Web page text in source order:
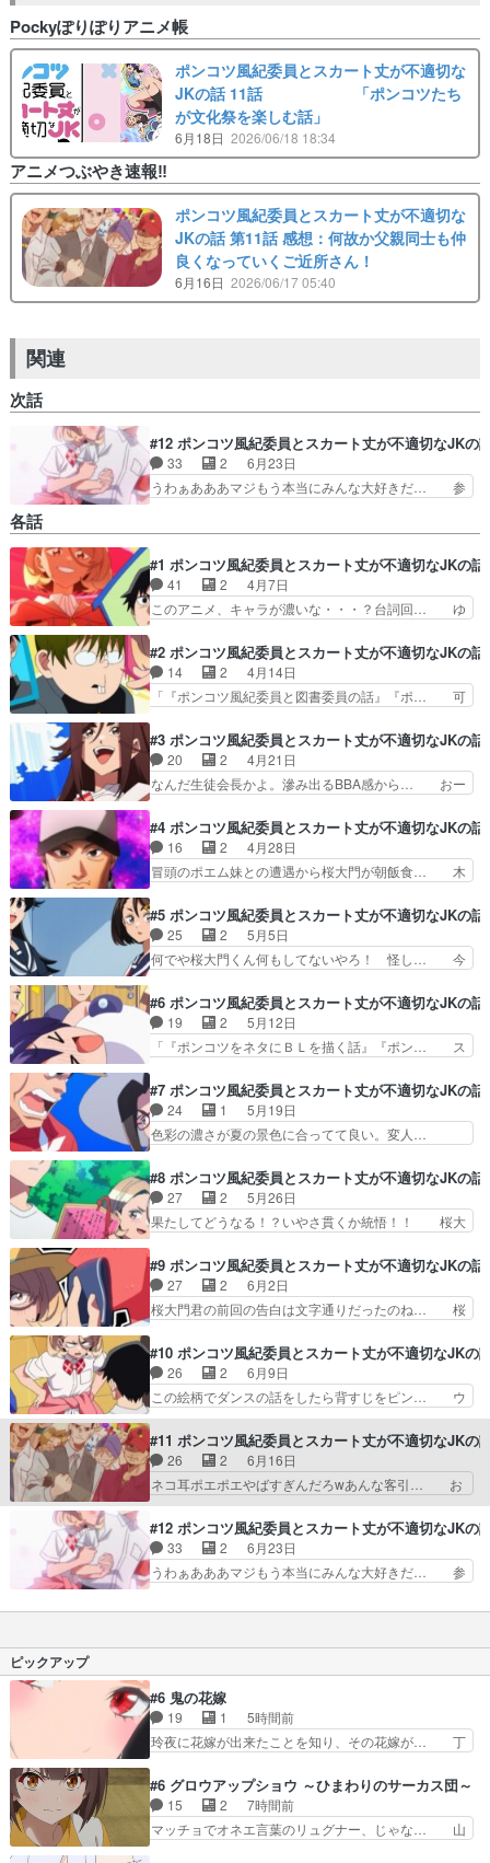
Pockyぽりぽりアニメ帳
ポンコツ風紀委員とスカート丈が不適切な
JKの話 11話 「ポンコツたち
が文化祭を楽しむ話」
6月18日 2026/06/18 18:34
アニメつぶやき速報‼︎
ポンコツ風紀委員とスカート丈が不適切な
JKの話 第11話 感想：何故か父親同士も仲
良くなっていくご近所さん！
6月16日 2026/06/17 05:40
関連
次話
#12 ポンコツ風紀委員とスカート丈が不適切なJKの
33 2
6月23日
うわぁあああマジもう本当にみんな大好きだ… 参
悟、出淵、月島の変人トリオによる… やっぱり気
持ちは声にしないと伝わりません… 最終話の布石
二段回収は思わず声が出たキャ… ついにプロムダ
ンスパーティーが始まり、そ… 真面目に仕事する
桜大門に当たるポエムちゃ… 雑感、末永く爆ぜろ
♪イイ最終回だったw最…
各話
#1 ポンコツ風紀委員とスカート丈が不適切なJKの話
41 2
4月7日
このアニメ、キャラが濃いな・・・？台詞回… ゆ
とギャル微笑(ポエム)のドタバタラブ… こういう
のでいいんだよ、こういうので。ギ… 桜大門、や
ってることが風紀委員の職権濫用… 思っていた以
上に面白くてってか私の好みで… 思ってたのと違
う癖強キャラ達もいるけど… クソしょうもないゴ
ミクソキッズ向けラブコ… とても平和な学校です
ッ説明ッ…おっさんの…
#2 ポンコツ風紀委員とスカート丈が不適切なJKの話
14 2
4月14日
「『ポンコツ風紀委員と図書委員の話』『ポ… 可
の、変人が出てきたと思ったら案の定「… 図書委
員も変なヤツだったー！！ こんな内… 変わらな
いポンコツとギャルの掛け合いは面… OPが良い
ね、夢物語仕立ての演出が良いま… 第２話も良か
ぎて草黙れハリセンw怒ゲー… Bパート直後素子
が伸びをしたあと動画部分… イケメン王子な図書
委員、図書室から出た途…
#3 ポンコツ風紀委員とスカート丈が不適切なJKの話
20 2
4月21日
なんだ生徒会長かよ。滲み出るBBA感から… おー
るタピオカ専門店の紹介シーンくそわ… 「『ポン
コツと親しげな上級生ギャルの話』… 生徒会長お
もろいな。最後ラブコメに持って… 募金対決いち
いち演出が大袈裟で面白い会長… 説明ッ…只者で
ギャグですらリアル寄りで… 他の女の影に嫉妬し
まくるぽえむさんの可愛… ご視聴お願いします！
募金じゃなくて恐喝!…
#4 ポンコツ風紀委員とスカート丈が不適切なJKの話
16 2
4月28日
冒頭のポエム妹との遭遇から桜大門が朝飯食… 木
「『ポンコツと過ごす休日の話』『ポンコツ… 姉
の微笑(ぽえむ)に続き、妹の名は鈴句(… 桜大門が
微笑さんの家にお邪魔するAパート… まさかのぽ
えむの家族総出演回w本当に規律… ぽえむちゃん
けど妹リリちゃん凄え可愛い… 妹かわいい（お母
さんもいつも見回りサボる… 恥ずいので怒パンチ
w母様面白な姉妹はじゃ…
#5 ポンコツ風紀委員とスカート丈が不適切なJKの話
25 2
5月5日
何でや桜大門くん何もしてないやろ！ 怪し… 今
くんにガチ恋してる素子ちゃん可愛い。… 今回の
可愛い担当はアキナちゃん。出淵くん… キャラが
馴染んできたからかな。アクが強す… 「『ポンコ
ツ保健委員とよく転ぶＪＫの話』… ガーーーーー
の出淵遊の事が忘れられない… しかしこっちはな
かなか上手くいかなそうだ… 保険委（威）員再登
場に小日向&桜大門妹。…
#6 ポンコツ風紀委員とスカート丈が不適切なJKの話
19 2
5月12日
「『ポンコツをネタにＢＬを描く話』『ポン… ス
はBLでもレベルの高いBLだな笑。月… ダメだこ
の漫研、見込みがあり過ぎるwww… 声優まとめ
ました(６話まで)蝶野不二子(… BLじゃなくてブ
ロマンスじゃ…？赤点免れ… 漫研によるBL談
研って意外だったがロク… 世の腐の人々は男性の
友情からBLを生み出… ゴールデンウィークが終
わったのに、終わっ…
#7 ポンコツ風紀委員とスカート丈が不適切なJKの話
24 1
5月19日
色彩の濃さが夏の景色に合ってて良い。変人…
おりアングルとかのあからさまなエロじゃ… 夏休
みとなり統悟とポエム達は江の島へ1泊… 何も考
えずにストレスなく楽しめる。委員長… 妖怪扱い
される月島ワロタほんとにお前はな… 微笑ちゃん
風紀が乱れる場所」とかいう風… まさか前回に続
いて会長がセンターに出張っ… 桜大門くんと微笑
ちゃんのラブコメと思いき…
#8 ポンコツ風紀委員とスカート丈が不適切なJKの話
27 2
5月26日
果たしてどうなる！？いやさ貫くか統悟！！ 桜大
参拝っていうフラグへし折って… 前回の会長と副
会長を経て、こちらも江ノ島… 夜中に男女2人き
りで海沿いの道を横並びじ… 江の島旅行の夜ポエ
ムは寝付けず夜の散歩に… 今回のたまたま気付い
出、うますぎるほん… 神社行きたいんだから仕方
ないねwwラブコ… 副会長はずっと海で会ったギ
ャルのことを考…
#9 ポンコツ風紀委員とスカート丈が不適切なJKの話
27 2
6月2日
桜大門君の前回の告白は文字通りだったのね… 桜
ゃくちゃ私好みの話になってきました。… ウィン
ク下手で笑ったw付き合ってから面白… 江の島で
統悟から告白されたポエムだが、旅… 微笑の告白
待ち伏せとパトロール同行に苛立… いよいよ付き
は?これはポンコツ統悟な… 関係性を引き延ばす
ことなく、互いの感情を… 正式に付き合うパター
ンあるんだ。しかもこ…
#10 ポンコツ風紀委員とスカート丈が不適切なJKの
26 2
6月9日
この絵柄でダンスの話をしたら背すじをピン… ウ
ゼェなあの特注学ラン野郎。よし、海で会… 次は
どんなトンチキ委員会メンバーが現れる… 文化祭
を彼氏と楽しみたい微笑の乙女心と風… 素子は文
化祭実行委員でやる気満々でプロム… この期に及
んで新キャラ出されてもなーって… 喧嘩も作業も
んだろう。トウゴはあくまで… 今週は文化祭の準
備(≧∀≦)！日本の高校… 文化祭のプロムに誘って
る女子を見てる右側…
#11 ポンコツ風紀委員とスカート丈が不適切なJKの
26 2
6月16日
ネコ耳ポエポエやばすぎんだろwあんな客引… お
っさん同士のラップ対決とかどうでもええ… 桜大
門とぽえむの父親同士でラップ対決。4… 今回一
番面白かったのは親父さん同士のラッ… 統悟とポ
エムは仲違いしたまま文化祭を迎え… おっさん2
人のラップバトルで芽生えた友情… よって「フシ
#12 ポンコツ風紀委員とスカート丈が不適切なJKの
33 2
6月23日
うわぁあああマジもう本当にみんな大好きだ… 参
長も桜大門も不純異性交遊の事を気にか… 微笑ち
悟、出淵、月島の変人トリオによる… やっぱり気
二段回収は思わず声が出たキャ… ついにプロムダ
ンスパーティーが始まり、そ… 真面目に仕事する
桜大門に当たるポエムちゃ… 雑感、末永く爆ぜろ
♪イイ最終回だったw最…
ピックアップ
#6 鬼の花嫁
19 1
5時間前
玲夜に花嫁が出来たことを知り、その花嫁が… 丁
初、にゃん吉が透子のストーカーを始めた… 高道
きもいけどあれ横で見せつけられるのは… 玲夜の
前の婚約者鬼山桜子がめっちゃ別嬪さ… にゃんき
ちくんのお母さんが一番かわいいで… 花江さんが
#6 グロウアップショウ ～ひまわりのサーカス団～
15 2
7時間前
マッチョでオネエ言葉のリュグナー、じゃな… 山